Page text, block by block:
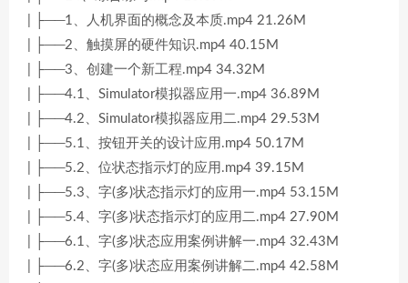
| ├──1、人机界面的概念及本质.mp4 21.26M
| ├──2、触摸屏的硬件知识.mp4 40.15M
| ├──3、创建一个新工程.mp4 34.32M
| ├──4.1、Simulator模拟器应用一.mp4 36.89M
| ├──4.2、Simulator模拟器应用二.mp4 29.53M
| ├──5.1、按钮开关的设计应用.mp4 50.17M
| ├──5.2、位状态指示灯的应用.mp4 39.15M
| ├──5.3、字(多)状态指示灯的应用一.mp4 53.15M
| ├──5.4、字(多)状态指示灯的应用二.mp4 27.90M
| ├──6.1、字(多)状态应用案例讲解一.mp4 32.43M
| ├──6.2、字(多)状态应用案例讲解二.mp4 42.58M